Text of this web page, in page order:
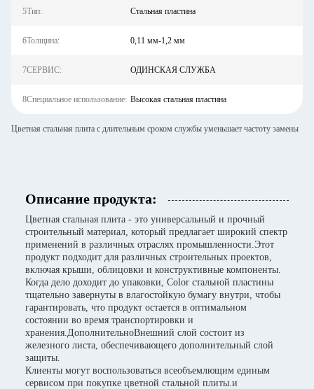
5Тип: Стальная пластина
6Толщина: 0,11 мм-1,2 мм
7СЕРВИС: ОДИНСКАЯ СЛУЖБА
8Специальное использование: Высокая стальная пластина
Цветная стальная плита с длительным сроком службы уменьшает частоту замены
Описание продукта:
Цветная стальная плита - это универсальный и прочный
строительный материал, который предлагает широкий спектр
применений в различных отраслях промышленности.Этот
продукт подходит для различных строительных проектов,
включая крыши, облицовки и конструктивные компоненты.
Когда дело доходит до упаковки, Color стальной пластины
тщательно завернуты в влагостойкую бумагу внутри, чтобы
гарантировать, что продукт остается в оптимальном
состоянии во время транспортировки и
хранения.ДополнительноВнешний слой состоит из
железного листа, обеспечивающего дополнительный слой
защиты.
Клиенты могут воспользоваться всеобъемлющим единым
сервисом при покупке цветной стальной плиты.и